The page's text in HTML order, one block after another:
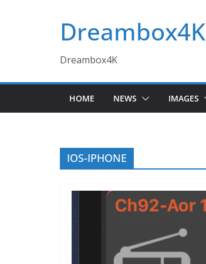
Dreambox4K
Dreambox4K
HOME NEWS IMAGES
IOS-IPHONE